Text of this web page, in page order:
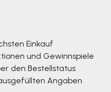
Einkauf
und Gewinnspiele
den Bestellstatus
Angaben